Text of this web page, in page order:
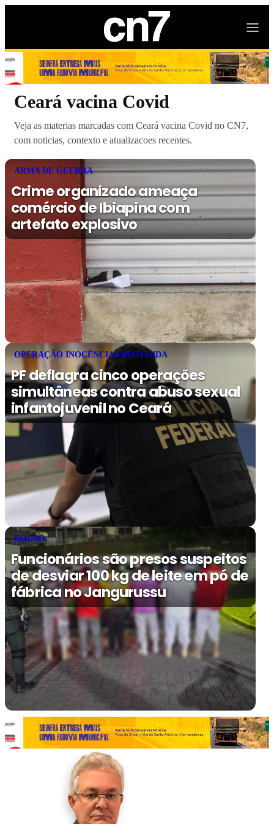
Ceará vacina Covid
Veja as materias marcadas com Ceará vacina Covid no CN7,
com noticias, contexto e atualizacoes recentes.
ARMA DE GUERRA
Crime organizado ameaça
comércio de Ibiapina com
artefato explosivo
OPERAÇÃO INOCÊNCIA PROTEGIDA
PF deflagra cinco operações
simultâneas contra abuso sexual
infantojuvenil no Ceará
ROUBO
Funcionários são presos suspeitos
de desviar 100 kg de leite em pó de
fábrica no Jangurussu